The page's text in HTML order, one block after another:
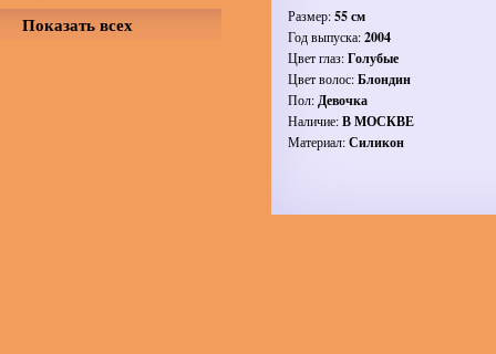
Размер:55 см
Год выпуска:2004
Цвет глаз:Голубые
Цвет волос:Блондин
Пол:Девочка
Наличие:В МОСКВЕ
Материал:Силикон
Показать всех